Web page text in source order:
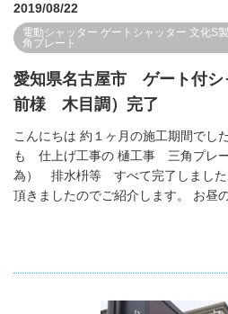
2019/08/22
電動シャッター ゲートシャッター 文化S
角プレート
愛知県名古屋市 ゲート付シ
前様 木目調）完了
こんにちは 約１ヶ月の施工期間でし
も 仕上げ工事の 樋工事 三角プレ
為） 排水枡等 すべて完了しました
頂きましたのでご紹介します。 お昼